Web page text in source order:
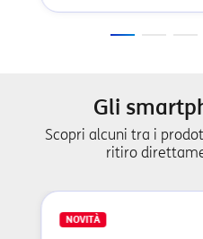
Gli
Scopri alcuni tra i
ritiro
NOVITÀ